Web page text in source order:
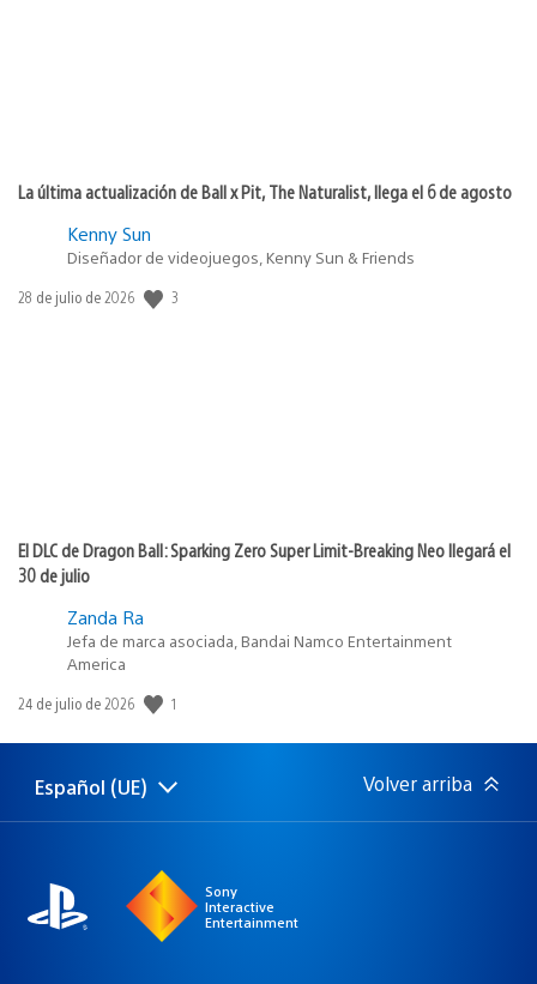
La última actualización de Ball x Pit, The Naturalist, llega el 6 de agosto
Kenny Sun
Diseñador de videojuegos, Kenny Sun & Friends
Fecha
28 de julio de 2026 3
El DLC de Dragon Ball: Sparking Zero Super Limit-Breaking Neo llegará el
30 de julio
Zanda Ra
Jefa de marca asociada, Bandai Namco Entertainment
America
Fecha
publicación:
24 de julio de 2026 1
Selecciona
Región
Español (UE) Volver arriba
Sony
Interactive
Entertainment